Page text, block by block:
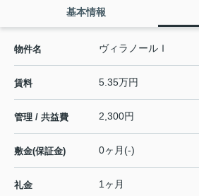
基本情報
物件名 ヴィラノールＩ
賃料 5.35万円
管理 / 共益費 2,300円
敷金(保証金) 0ヶ月(-)
礼金 1ヶ月